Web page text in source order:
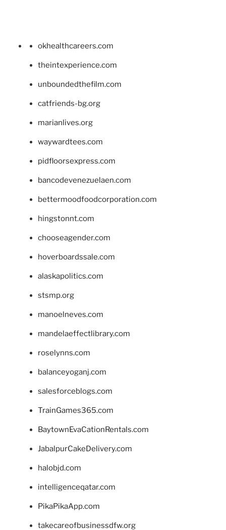
okhealthcareers.com
theintexperience.com
unboundedthefilm.com
catfriends-bg.org
marianlives.org
waywardtees.com
pidfloorsexpress.com
bancodevenezuelaen.com
bettermoodfoodcorporation.com
hingstonnt.com
chooseagender.com
hoverboardssale.com
alaskapolitics.com
stsmp.org
manoelneves.com
mandelaeffectlibrary.com
roselynns.com
balanceyoganj.com
salesforceblogs.com
TrainGames365.com
BaytownEvaCationRentals.com
JabalpurCakeDelivery.com
halobjd.com
intelligenceqatar.com
PikaPikaApp.com
takecareofbusinessdfw.org